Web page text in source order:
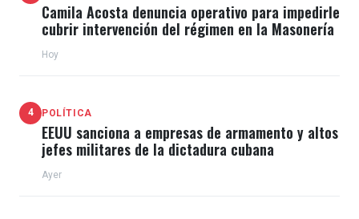
Camila Acosta denuncia operativo para impedirle
cubrir intervención del régimen en la Masonería
Hoy
4 POLÍTICA
EEUU sanciona a empresas de armamento y altos
jefes militares de la dictadura cubana
Ayer